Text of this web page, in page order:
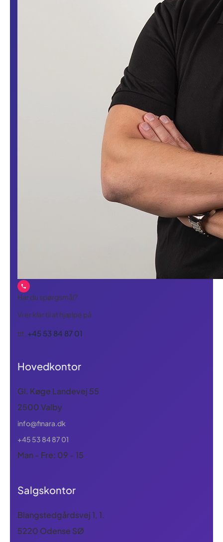
Har du spørgsmål?
Vi er klar til at hjælpe på
tlf. +45 53 84 87 01
Hovedkontor
Gl. Køge Landevej 55
2500 Valby
info@finara.dk
+45 53 84 87 01
Man - Fre: 09 - 15
Salgskontor
Blangstedgårdsvej 1, 1.
5220 Odense SØ